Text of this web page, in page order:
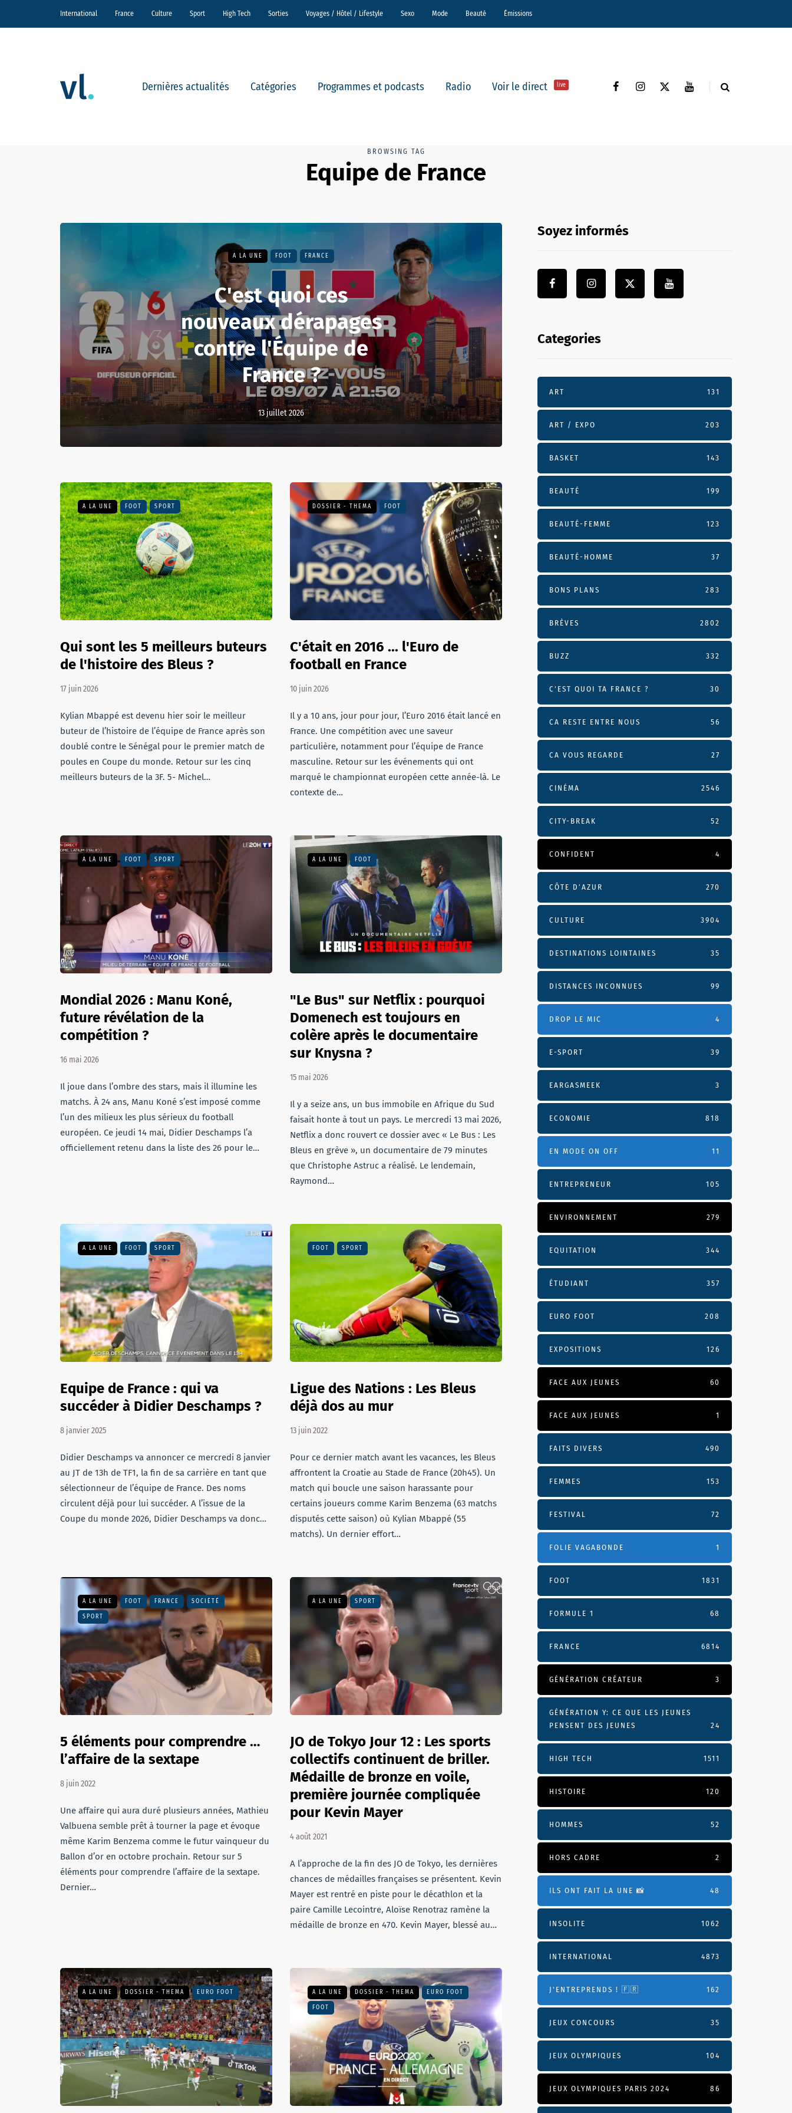
International France Culture Sport High Tech Sorties Voyages / Hôtel / Lifestyle Sexo Mode Beauté Émissions
Dernières actualités Catégories Programmes et podcasts Radio Voir le direct live
BROWSING TAG
Equipe de France
A LA UNE FOOT FRANCE
C'est quoi ces
nouveaux dérapages
contre l'Équipe de
France ?
13 juillet 2026
A LA UNE FOOT SPORT
Qui sont les 5 meilleurs buteurs
de l'histoire des Bleus ?
17 juin 2026
Kylian Mbappé est devenu hier soir le meilleur
buteur de l’histoire de l’équipe de France après son
doublé contre le Sénégal pour le premier match de
poules en Coupe du monde. Retour sur les cinq
meilleurs buteurs de la 3F. 5- Michel…
DOSSIER - THEMA FOOT
C'était en 2016 ... l'Euro de
football en France
10 juin 2026
Il y a 10 ans, jour pour jour, l’Euro 2016 était lancé en
France. Une compétition avec une saveur
particulière, notamment pour l’équipe de France
masculine. Retour sur les événements qui ont
marqué le championnat européen cette année-là. Le
contexte de…
A LA UNE FOOT SPORT
Mondial 2026 : Manu Koné,
future révélation de la
compétition ?
16 mai 2026
Il joue dans l’ombre des stars, mais il illumine les
matchs. À 24 ans, Manu Koné s’est imposé comme
l’un des milieux les plus sérieux du football
européen. Ce jeudi 14 mai, Didier Deschamps l’a
officiellement retenu dans la liste des 26 pour le…
A LA UNE FOOT
"Le Bus" sur Netflix : pourquoi
Domenech est toujours en
colère après le documentaire
sur Knysna ?
15 mai 2026
Il y a seize ans, un bus immobile en Afrique du Sud
faisait honte à tout un pays. Le mercredi 13 mai 2026,
Netflix a donc rouvert ce dossier avec « Le Bus : Les
Bleus en grève », un documentaire de 79 minutes
que Christophe Astruc a réalisé. Le lendemain,
Raymond…
A LA UNE FOOT SPORT
Equipe de France : qui va
succéder à Didier Deschamps ?
8 janvier 2025
Didier Deschamps va annoncer ce mercredi 8 janvier
au JT de 13h de TF1, la fin de sa carrière en tant que
sélectionneur de l’équipe de France. Des noms
circulent déjà pour lui succéder. A l’issue de la
Coupe du monde 2026, Didier Deschamps va donc…
FOOT SPORT
Ligue des Nations : Les Bleus
déjà dos au mur
13 juin 2022
Pour ce dernier match avant les vacances, les Bleus
affrontent la Croatie au Stade de France (20h45). Un
match qui boucle une saison harassante pour
certains joueurs comme Karim Benzema (63 matchs
disputés cette saison) où Kylian Mbappé (55
matchs). Un dernier effort…
A LA UNE FOOT FRANCE SOCIÉTÉ
SPORT
5 éléments pour comprendre …
l’affaire de la sextape
8 juin 2022
Une affaire qui aura duré plusieurs années, Mathieu
Valbuena semble prêt à tourner la page et évoque
même Karim Benzema comme le futur vainqueur du
Ballon d’or en octobre prochain. Retour sur 5
éléments pour comprendre l’affaire de la sextape.
Dernier…
A LA UNE SPORT
JO de Tokyo Jour 12 : Les sports
collectifs continuent de briller.
Médaille de bronze en voile,
première journée compliquée
pour Kevin Mayer
4 août 2021
A l’approche de la fin des JO de Tokyo, les dernières
chances de médailles françaises se présentent. Kevin
Mayer est rentré en piste pour le décathlon et la
paire Camille Lecointre, Aloïse Renotraz ramène la
médaille de bronze en 470. Kevin Mayer, blessé au…
A LA UNE DOSSIER - THEMA EURO FOOT A LA UNE DOSSIER - THEMA EURO FOOT
FOOT
Soyez informés
Categories
ART 131
ART / EXPO 203
BASKET 143
BEAUTÉ 199
BEAUTÉ-FEMME 123
BEAUTÉ-HOMME 37
BONS PLANS 283
BRÈVES 2802
BUZZ 332
C'EST QUOI TA FRANCE ? 30
CA RESTE ENTRE NOUS 56
CA VOUS REGARDE 27
CINÉMA 2546
CITY-BREAK 52
CONFIDENT 4
CÔTE D’AZUR 270
CULTURE 3904
DESTINATIONS LOINTAINES 35
DISTANCES INCONNUES 99
DROP LE MIC 4
E-SPORT 39
EARGASMEEK 3
ECONOMIE 818
EN MODE ON OFF 11
ENTREPRENEUR 105
ENVIRONNEMENT 279
EQUITATION 344
ÉTUDIANT 357
EURO FOOT 208
EXPOSITIONS 126
FACE AUX JEUNES 60
FACE AUX JEUNES 1
FAITS DIVERS 490
FEMMES 153
FESTIVAL 72
FOLIE VAGABONDE 1
FOOT 1831
FORMULE 1 68
FRANCE 6814
GÉNÉRATION CRÉATEUR 3
GÉNÉRATION Y: CE QUE LES JEUNES
PENSENT DES JEUNES
24
HIGH TECH 1511
HISTOIRE 120
HOMMES 52
HORS CADRE 2
ILS ONT FAIT LA UNE 📸 48
INSOLITE 1062
INTERNATIONAL 4873
J'ENTREPRENDS ! 🇫🇷 162
JEUX CONCOURS 35
JEUX OLYMPIQUES 104
JEUX OLYMPIQUES PARIS 2024 86